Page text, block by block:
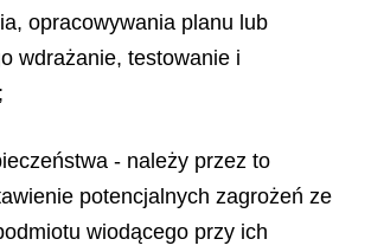
opracowywania planu lub
wdrażanie, testowanie i
- należy przez to
potencjalnych zagrożeń ze
wiodącego przy ich